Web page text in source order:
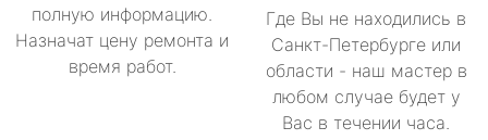
полную информацию.
Назначат цену ремонта и
время работ.
Где Вы не находились в
Санкт-Петербурге или
области - наш мастер в
любом случае будет у
Вас в течении часа.